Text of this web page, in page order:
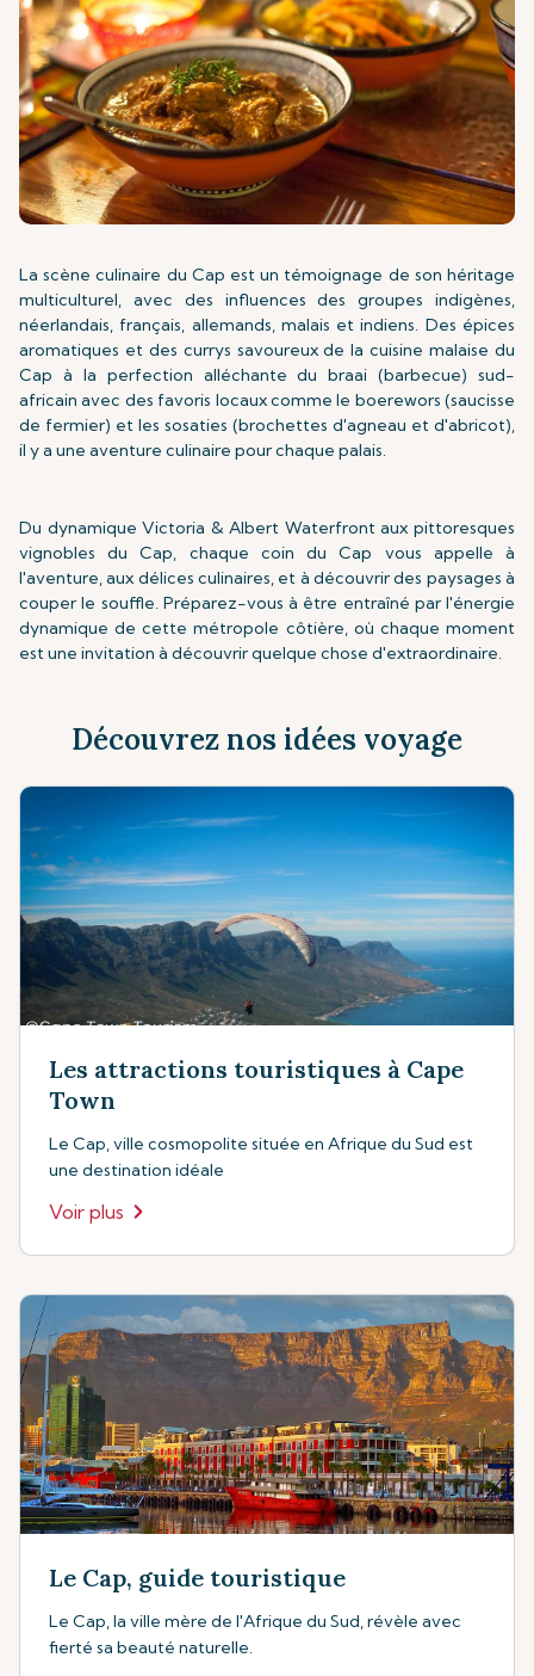
La scène culinaire du Cap est un témoignage de son héritage
multiculturel, avec des influences des groupes indigènes,
néerlandais, français, allemands, malais et indiens. Des épices
aromatiques et des currys savoureux de la cuisine malaise du
Cap à la perfection alléchante du braai (barbecue) sud-
africain avec des favoris locaux comme le boerewors (saucisse
de fermier) et les sosaties (brochettes d'agneau et d'abricot),
il y a une aventure culinaire pour chaque palais.
Du dynamique Victoria & Albert Waterfront aux pittoresques
vignobles du Cap, chaque coin du Cap vous appelle à
l'aventure, aux délices culinaires, et à découvrir des paysages à
couper le souffle. Préparez-vous à être entraîné par l'énergie
dynamique de cette métropole côtière, où chaque moment
est une invitation à découvrir quelque chose d'extraordinaire.
Découvrez nos idées voyage
Les attractions touristiques à Cape
Town
Le Cap, ville cosmopolite située en Afrique du Sud est
une destination idéale
Voir plus
Le Cap, guide touristique
Le Cap, la ville mère de l'Afrique du Sud, révèle avec
fierté sa beauté naturelle.